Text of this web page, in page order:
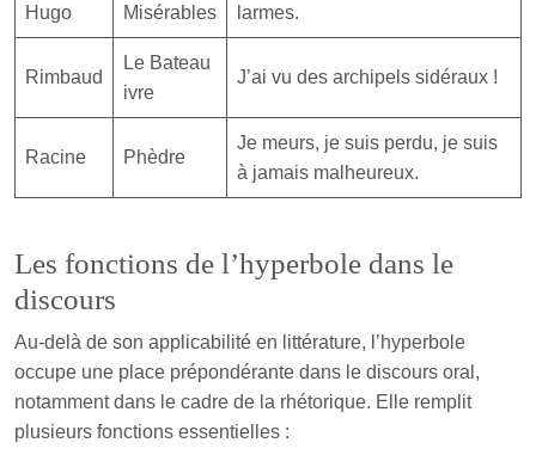
Hugo
Misérables
larmes.
Rimbaud
Le Bateau
ivre
J’ai vu des archipels sidéraux !
Racine Phèdre
Je meurs, je suis perdu, je suis
à jamais malheureux.
Les fonctions de l’hyperbole dans le
discours
Au-delà de son applicabilité en littérature, l’hyperbole
occupe une place prépondérante dans le discours oral,
notamment dans le cadre de la rhétorique. Elle remplit
plusieurs fonctions essentielles :